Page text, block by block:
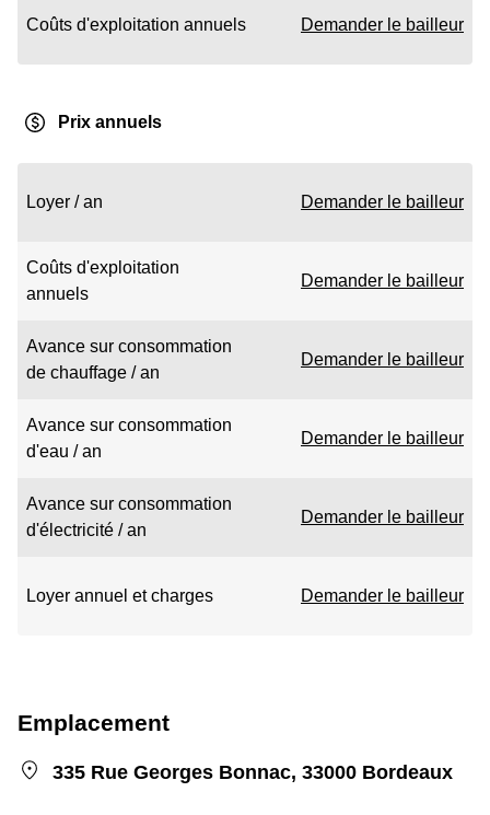
Coûts d'exploitation annuels Demander le bailleur
Prix annuels
Loyer / an Demander le bailleur
Coûts d'exploitation
annuels
Demander le bailleur
Avance sur consommation
de chauffage / an
Demander le bailleur
Avance sur consommation
d'eau / an
Demander le bailleur
Avance sur consommation
d'électricité / an
Demander le bailleur
Loyer annuel et charges Demander le bailleur
Emplacement
335 Rue Georges Bonnac, 33000 Bordeaux